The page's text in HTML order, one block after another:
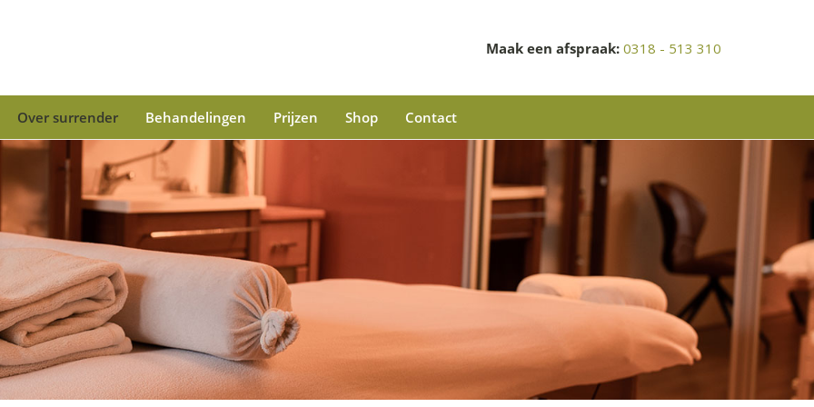
Maak een afspraak: 0318 - 513 310
Over surrender Behandelingen Prijzen Shop Contact